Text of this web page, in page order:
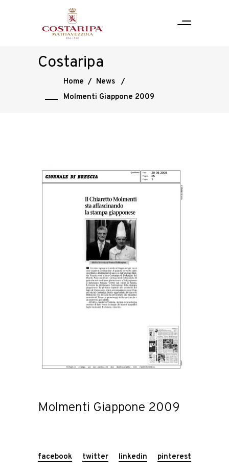
Costaripa
Home / News
/
Molmenti Giappone 2009
Molmenti Giappone 2009
facebook twitter linkedin pinterest